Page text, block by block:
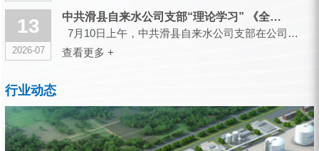
13
2026-07
中共滑县自来水公司支部“理论学习” 《全省树立和践行正确政绩...
7月10日上午，中共滑县自来水公司支部在公司大会议室召开会议，组织开展“理论学习”...
查看更多 +
行业动态